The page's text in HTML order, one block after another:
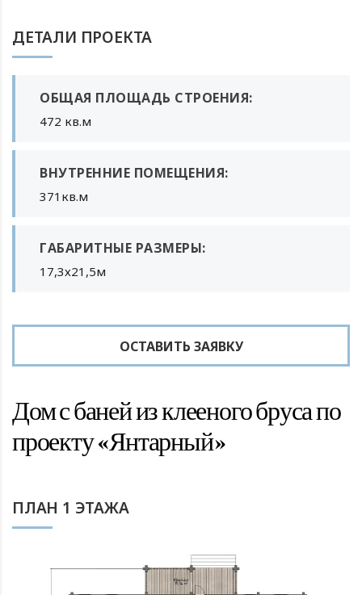
ДЕТАЛИ ПРОЕКТА
ОБЩАЯ ПЛОЩАДЬ СТРОЕНИЯ:
472 кв.м
ВНУТРЕННИЕ ПОМЕЩЕНИЯ:
371кв.м
ГАБАРИТНЫЕ РАЗМЕРЫ:
17,3х21,5м
ОСТАВИТЬ ЗАЯВКУ
Дом с баней из клееного бруса по
проекту «Янтарный»
ПЛАН 1 ЭТАЖА